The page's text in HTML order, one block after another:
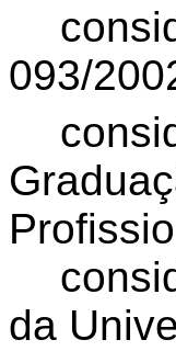
093/
da